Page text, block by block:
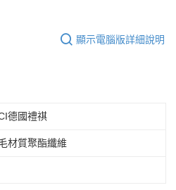
顯示電腦版詳細說明
德國禮祺
材質聚酯纖維